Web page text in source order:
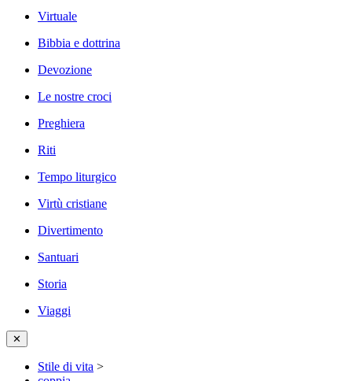
Virtuale
Bibbia e dottrina
Devozione
Le nostre croci
Preghiera
Riti
Tempo liturgico
Virtù cristiane
Divertimento
Santuari
Storia
Viaggi
✕
Stile di vita >